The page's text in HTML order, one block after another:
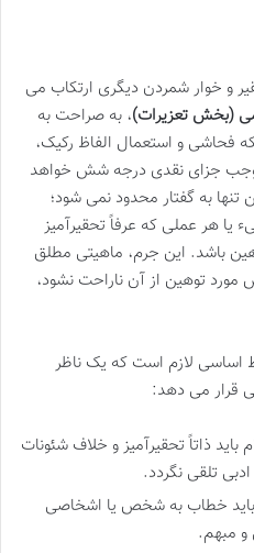
و خوار شمردن دیگری ارتکاب می
، به صراحت به
فحاشی و استعمال الفاظ رکیک،
جزای نقدی درجه شش خواهد
به گفتار محدود نمی شود؛
یا هر عملی که عرفاً تحقیرآمیز
باشد. این جرم، ماهیتی مطلق
توهین از آن ناراحت نشود،
اساسی لازم است که یک ناظر
قرار می دهد:
باید ذاتاً تحقیرآمیز و خلاف شئونات
تلقی نگردد.
خطاب به شخص یا اشخاصی
مبهم.